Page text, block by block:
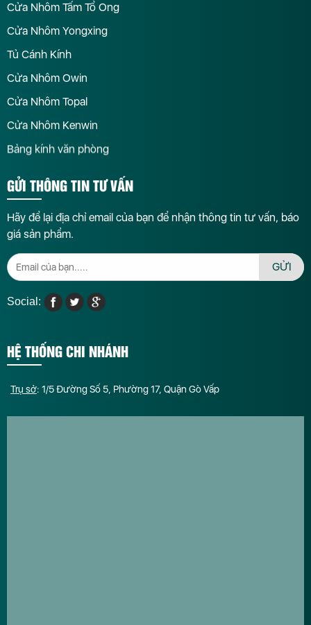
Cửa Nhôm Tấm Tổ Ong
Cửa Nhôm Yongxing
Tủ Cánh Kính
Cửa Nhôm Owin
Cửa Nhôm Topal
Cửa Nhôm Kenwin
Bảng kính văn phòng
GỬI THÔNG TIN TƯ VẤN
Hãy để lại địa chỉ email của bạn để nhận thông tin tư vấn, báo
giá sản phẩm.
GỬI
Social:
HỆ THỐNG CHI NHÁNH
Trụ sở: 1/5 Đường Số 5, Phường 17, Quận Gò Vấp